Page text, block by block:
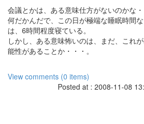
会議とかは、ある意味仕方がないのかな・
何だかんだで、この日が極端な睡眠時間
は、6時間程度寝ている。
しかし、ある意味怖いのは、まだ、これ
能性があることか・・・。
View comments (0 items)
Posted at : 2008-11-08